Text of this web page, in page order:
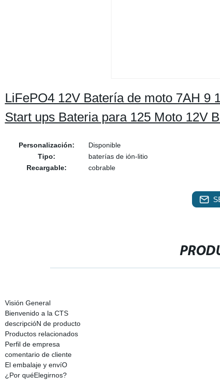
LiFePO4 12V Batería de moto 7AH 9
Start ups Bateria para 125 Moto 12V
Personalización:
Disponible
Tipo:
baterías de ión-litio
Recargable:
cobrable
Visión General
Bienvenido a la CTS
descripcióN de producto
Productos relacionados
Perfil de empresa
comentario de cliente
El embalaje y envíO
¿Por quéElegirnos?